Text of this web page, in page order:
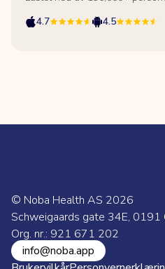
4.7
4.5
© Noba Health AS 2026
Schweigaards gate 34E, 0191
Org. nr.: 921 671 202
info@noba.app